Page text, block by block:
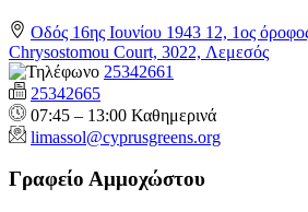
Οδός 16ης Ιουνίου 1943 12, 1ος
Chrysostomou Court, 3022, Λεμεσός
25342661
25342665
07:45 – 13:00 Καθημερινά
limassol@cyprusgreens.org
Γραφείο Αμμοχώστου